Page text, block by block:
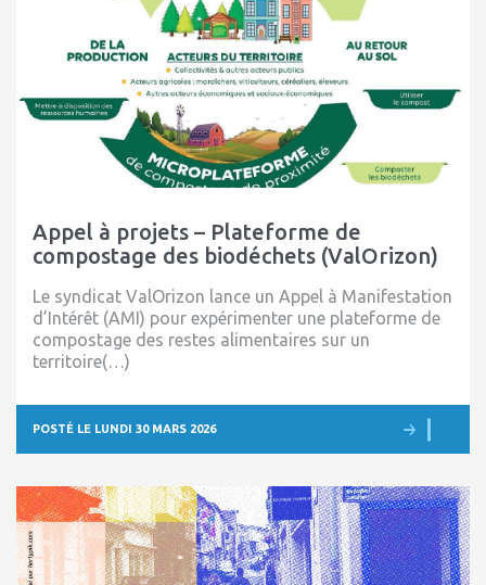
Appel à projets – Plateforme de
compostage des biodéchets (ValOrizon)
Le syndicat ValOrizon lance un Appel à Manifestation
d’Intérêt (AMI) pour expérimenter une plateforme de
compostage des restes alimentaires sur un
territoire(…)
POSTÉ LE LUNDI 30 MARS 2026